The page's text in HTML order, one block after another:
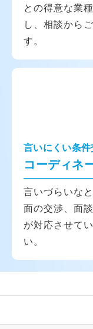
との得意な業
し、相談から
す。
言いにくい条
コーディネ
言いづらいな
面の交渉、面
が対応させて
い。